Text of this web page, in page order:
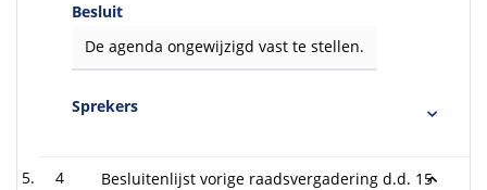
Besluit
De agenda ongewijzigd vast te stellen.
Sprekers
4
Besluitenlijst vorige raadsvergadering d.d. 15